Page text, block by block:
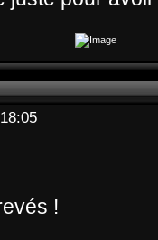
!